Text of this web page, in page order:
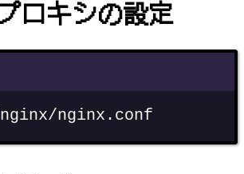
ロキシの設定
nginx.conf